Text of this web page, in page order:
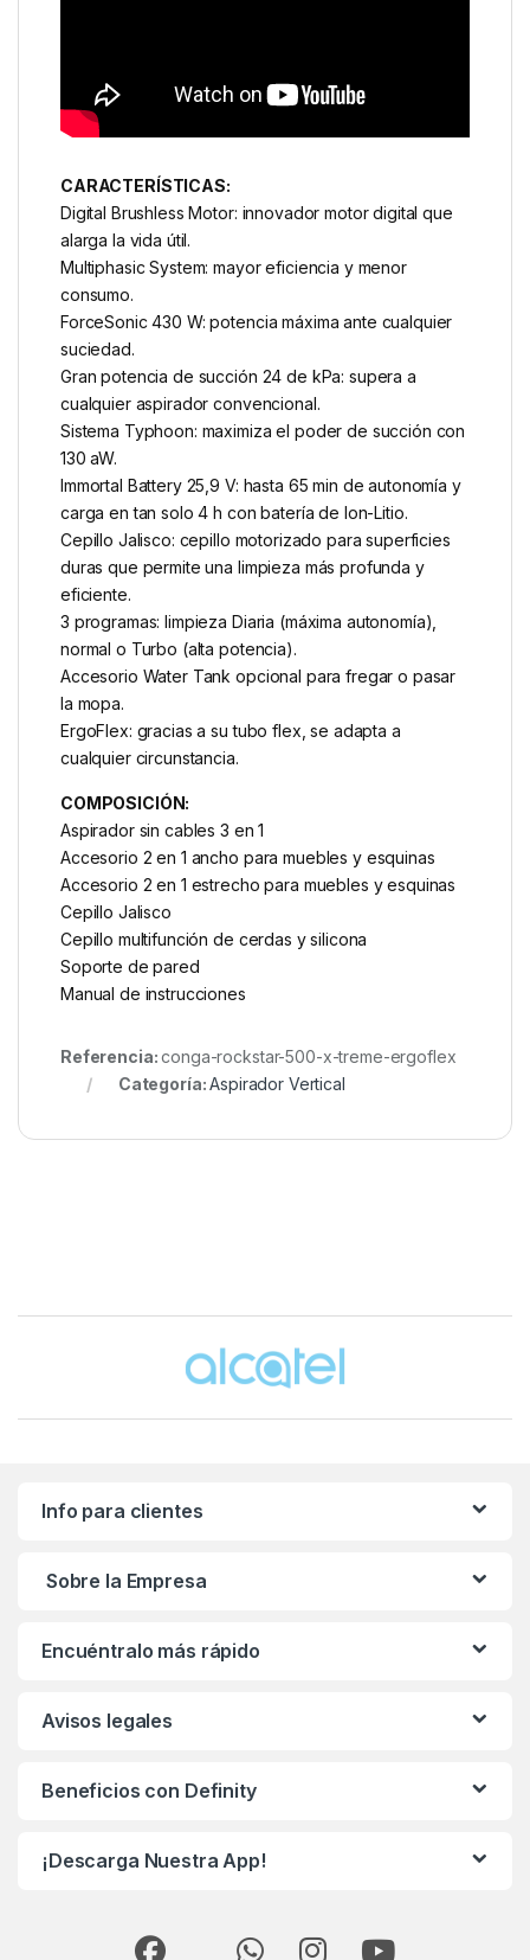
CARACTERÍSTICAS:
Digital Brushless Motor: innovador motor digital que
alarga la vida útil.
Multiphasic System: mayor eficiencia y menor
consumo.
ForceSonic 430 W: potencia máxima ante cualquier
suciedad.
Gran potencia de succión 24 de kPa: supera a
cualquier aspirador convencional.
Sistema Typhoon: maximiza el poder de succión con
130 aW.
Immortal Battery 25,9 V: hasta 65 min de autonomía y
carga en tan solo 4 h con batería de Ion-Litio.
Cepillo Jalisco: cepillo motorizado para superficies
duras que permite una limpieza más profunda y
eficiente.
3 programas: limpieza Diaria (máxima autonomía),
normal o Turbo (alta potencia).
Accesorio Water Tank opcional para fregar o pasar
la mopa.
ErgoFlex: gracias a su tubo flex, se adapta a
cualquier circunstancia.
COMPOSICIÓN:
Aspirador sin cables 3 en 1
Accesorio 2 en 1 ancho para muebles y esquinas
Accesorio 2 en 1 estrecho para muebles y esquinas
Cepillo Jalisco
Cepillo multifunción de cerdas y silicona
Soporte de pared
Manual de instrucciones
Referencia:conga-rockstar-500-x-treme-ergoflex
Categoría:Aspirador Vertical
Info para clientes
Sobre la Empresa
Encuéntralo más rápido
Avisos legales
Beneficios con Definity
¡Descarga Nuestra App!